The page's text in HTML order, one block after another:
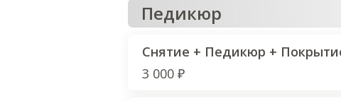
Педикюр
Снятие + Педикюр +
3 000 ₽